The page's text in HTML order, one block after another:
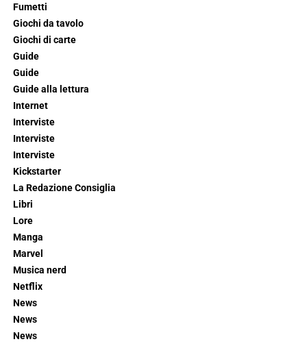
Fumetti
Giochi da tavolo
Giochi di carte
Guide
Guide
Guide alla lettura
Internet
Interviste
Interviste
Interviste
Kickstarter
La Redazione Consiglia
Libri
Lore
Manga
Marvel
Musica nerd
Netflix
News
News
News